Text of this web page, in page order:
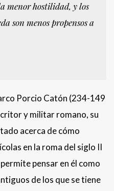
menor hostilidad, y los
son menos propensos a
Porcio Catón (234-149
y militar romano, su
acerca de cómo
en la roma del siglo II
pensar en él como
de los que se tiene